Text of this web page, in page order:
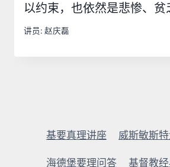
以约束，也依然是悲惨、贫
讲员: 赵庆磊
基要真理讲座 威斯敏斯
海德堡要理问答 基督教